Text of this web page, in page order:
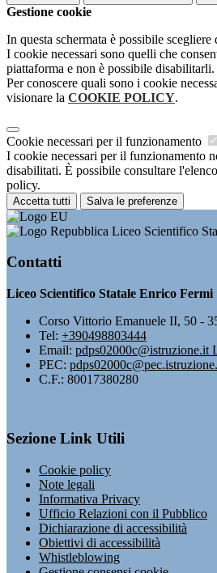
Gestione cookie
In questa schermata è possibile
I cookie necessari sono quelli che
piattaforma e non è possibile disabilitarli.
Per conoscere quali sono i cookie
visionare la COOKIE POLICY.
Cookie necessari per il funzionamento
I cookie necessari per il funzionamento
disabilitati. È possibile consultare
policy.
Accetta tutti Salva le preferenze
Liceo Scientifico
Contatti
Liceo Scientifico Statale Enrico Fermi
Corso Vittorio Emanuele II, 50 -
Tel: +390498803444
Email: pdps02000c@istruzione.it
PEC:
C.F.: 80017380280
Sezione Link Utili
Cookie policy
Note legali
Informativa Privacy
Ufficio Relazioni con il Pubblico
Dichiarazione di accessibilità
Obiettivi di accessibilità
Whistleblowing